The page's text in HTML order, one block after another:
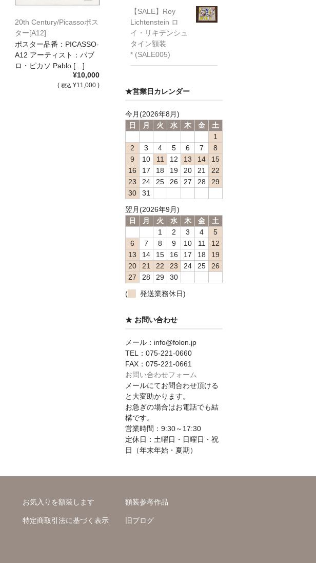
20th Century/Picassoポス
ター[A12]
ポスター品番：PICASSO-
A12 アーティスト：パブ
ロ・ピカソ Pablo […]
¥10,000
( 税込 ¥11,000 )
【SALE】Roy
Lichtenstein ロ
イ・リキテンシュ
タイン額装
* (SALE005)
★営業日カレンダー
今月(2026年8月)
日
月 火 水 木 金
土
1
2
3 4 5 6 7
8
9
10 11 12 13 14
15
16
17 18 19 20 21
22
23
24 25 26 27 28
29
30
31
翌月(2026年9月)
日
月 火 水 木 金
土
1
2 3 4
5
6
7 8 9 10 11
12
13
14 15 16 17 18
19
20
21 22 23 24 25
26
27
28 29
30
(
発送業務休日)
★ お問い合わせ
メール：info@folon.jp
TEL：075-221-0660
FAX：075-221-0661
お問い合わせフォーム
メールにてお問合わせ頂ける
と大変助かります。
お急ぎの場合はお電話でも結
構です。
営業時間：9:30～17:30
定休日：土曜日・日曜日・祝
日（年末年始・夏期）
お気入りを額装します 額装参考作品
特定商取引法に基づく表示 旧ブログ